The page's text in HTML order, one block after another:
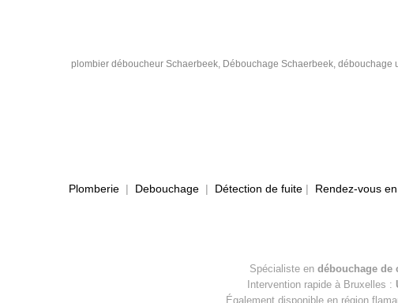
plombier déboucheur Schaerbeek, Débouchage Schaerbeek,
Plomberie | Debouchage | Détection de fuite | Rendez-vous
Spécialiste en débouchage de
Intervention rapide à Bruxelles :
Également disponible en région